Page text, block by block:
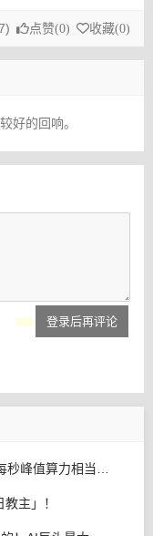
点赞(0) 收藏(0)
好的回响。
登录后再评论
首个全国产 10 万卡 AI 超集群投用：每秒峰值算力相当全人类持续计算 200 年
主」！